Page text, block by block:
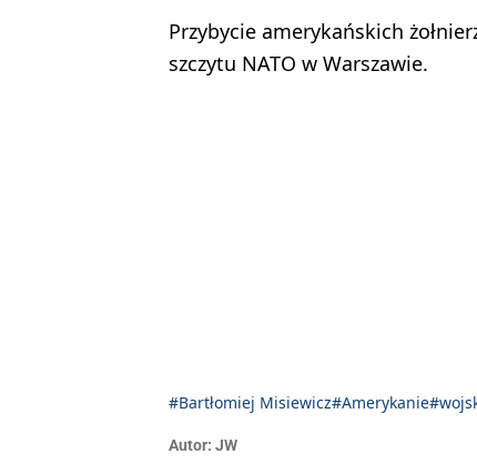
Przybycie amerykańskich
szczytu NATO w Warszawie.
#Bartłomiej Misiewicz#Amerykanie
Autor: JW